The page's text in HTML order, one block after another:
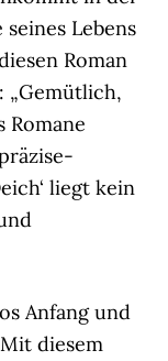
Lebens
Roman
„Gemütlich,
Romane
liegt kein
Anfang und
diesem